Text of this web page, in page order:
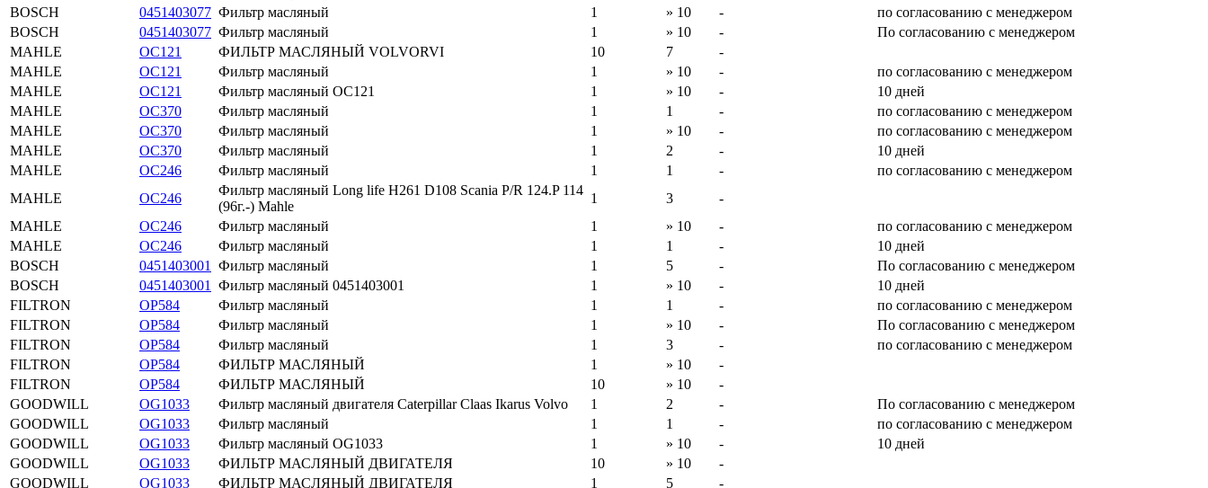
BOSCH
0451403077 Фильтр масляный 1 » 10 -
по согласованию с менеджером
BOSCH
0451403077 Фильтр масляный 1 » 10 -
По согласованию с менеджером
MAHLE
OC121 ФИЛЬТР МАСЛЯНЫЙ VOLVORVI 10 7
-
MAHLE
OC121 Фильтр масляный 1 » 10 -
по согласованию с менеджером
MAHLE
OC121 Фильтр масляный OC121 1 » 10 -
10 дней
MAHLE
OC370 Фильтр масляный 1 1 -
по согласованию с менеджером
MAHLE
OC370 Фильтр масляный 1 » 10 -
по согласованию с менеджером
MAHLE
OC370 Фильтр масляный 1 2 -
10 дней
MAHLE
OC246 Фильтр масляный 1 1 -
по согласованию с менеджером
MAHLE
OC246
Фильтр масляный Long life H261 D108 Scania P/R 124.P 114
(96г.-) Mahle
1 3
-
MAHLE
OC246 Фильтр масляный 1 » 10 -
по согласованию с менеджером
MAHLE
OC246 Фильтр масляный 1 1 -
10 дней
BOSCH
0451403001 Фильтр масляный 1 5 -
По согласованию с менеджером
BOSCH
0451403001 Фильтр масляный 0451403001 1 » 10 -
10 дней
FILTRON
OP584 Фильтр масляный 1 1 -
по согласованию с менеджером
FILTRON
OP584 Фильтр масляный 1 » 10 -
По согласованию с менеджером
FILTRON
OP584 Фильтр масляный 1 3 -
по согласованию с менеджером
FILTRON
OP584 ФИЛЬТР МАСЛЯНЫЙ 1 » 10
-
FILTRON
OP584 ФИЛЬТР МАСЛЯНЫЙ 10 » 10
-
GOODWILL
OG1033 Фильтр масляный двигателя Caterpillar Claas Ikarus Volvo 1 2 -
По согласованию с менеджером
GOODWILL
OG1033 Фильтр масляный 1 1 -
по согласованию с менеджером
GOODWILL
OG1033 Фильтр масляный OG1033 1 » 10 -
10 дней
GOODWILL
OG1033 ФИЛЬТР МАСЛЯНЫЙ ДВИГАТЕЛЯ 10 » 10
-
GOODWILL
OG1033 ФИЛЬТР МАСЛЯНЫЙ ДВИГАТЕЛЯ 1 5
-